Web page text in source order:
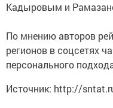
Кадыровым и
По мнению авторов
регионов в соцсетях
персонального
Источник: http://